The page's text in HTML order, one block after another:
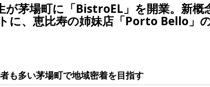
が茅場町に「BistroEL」を開業。新
に、恵比寿の姉妹店「Porto Bello」
も多い茅場町で地域密着を目指す